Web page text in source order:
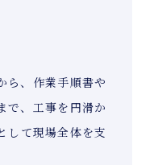
ら、作業手順書や
で、工事を円滑か
して現場全体を支